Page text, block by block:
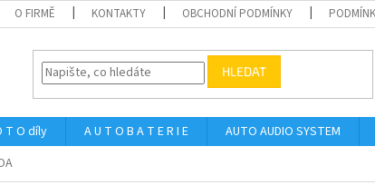
O FIRMĚ KONTAKTY OBCHODNÍ PODMÍNKY
HLEDAT
T O díly A U T O B A T E R I E AUTO AUDIO SYSTEM